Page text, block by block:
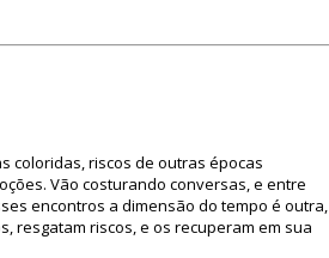
coloridas, riscos de outras épocas
Vão costurando conversas, e entre
encontros a dimensão do tempo é outra,
resgatam riscos, e os recuperam em sua